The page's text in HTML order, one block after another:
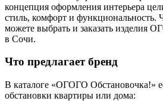
концепция оформления интерьера
стиль, комфорт и функциональность.
можете выбрать и заказать изделия
в Сочи.
Что предлагает бренд
В каталоге «ОГОГО Обстановочка!»
обстановки квартиры или дома: